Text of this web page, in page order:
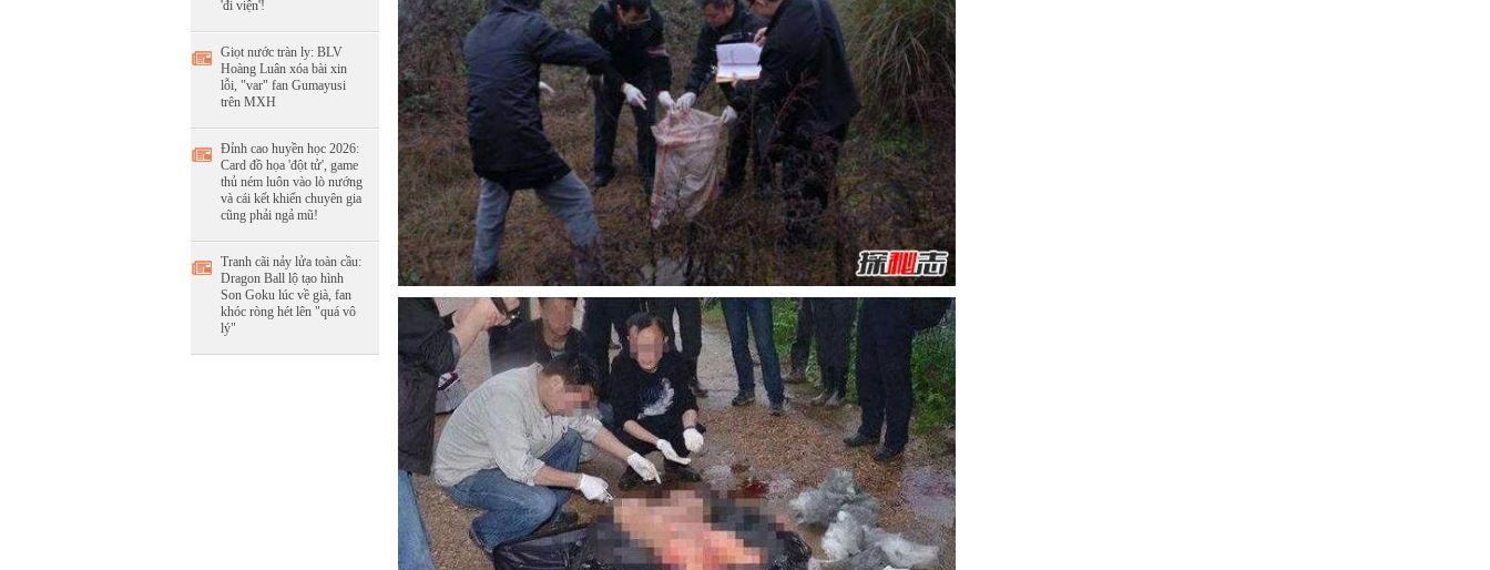
'đi viện'!
Giọt nước tràn ly: BLV
Hoàng Luân xóa bài xin
lỗi, "var" fan Gumayusi
trên MXH
Đỉnh cao huyền học 2026:
Card đồ họa 'đột tử', game
thủ ném luôn vào lò nướng
và cái kết khiến chuyên gia
cũng phải ngả mũ!
Tranh cãi nảy lửa toàn cầu:
Dragon Ball lộ tạo hình
Son Goku lúc về già, fan
khóc ròng hét lên "quá vô
lý"